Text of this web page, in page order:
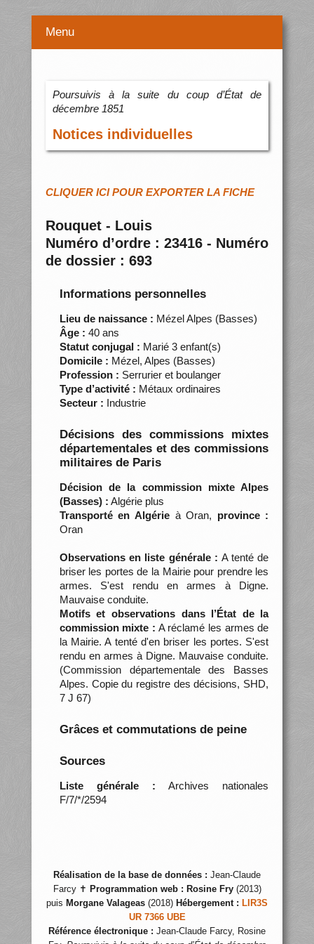
Menu
Poursuivis à la suite du coup d’État de
décembre 1851
Notices individuelles
CLIQUER ICI POUR EXPORTER LA FICHE
Rouquet - Louis
Numéro d’ordre : 23416 - Numéro
de dossier : 693
Informations personnelles
Lieu de naissance : Mézel Alpes (Basses)
Âge : 40 ans
Statut conjugal : Marié 3 enfant(s)
Domicile : Mézel, Alpes (Basses)
Profession : Serrurier et boulanger
Type d’activité : Métaux ordinaires
Secteur : Industrie
Décisions des commissions mixtes
départementales et des commissions
militaires de Paris
Décision de la commission mixte Alpes
(Basses) : Algérie plus
Transporté en Algérieà Oran, province :
Oran
Observations en liste générale : A tenté de
briser les portes de la Mairie pour prendre les
armes. S'est rendu en armes à Digne.
Mauvaise conduite.
Motifs et observations dans l’État de la
commission mixte : A réclamé les armes de
la Mairie. A tenté d'en briser les portes. S'est
rendu en armes à Digne. Mauvaise conduite.
(Commission départementale des Basses
Alpes. Copie du registre des décisions, SHD,
7 J 67)
Grâces et commutations de peine
Sources
Liste générale : Archives nationales
F/7/*/2594
Réalisation de la base de données : Jean-Claude
Farcy ✝ Programmation web : Rosine Fry(2013)
puis Morgane Valageas (2018) Hébergement : LIR3S
UR 7366 UBE
Référence électronique : Jean-Claude Farcy, Rosine